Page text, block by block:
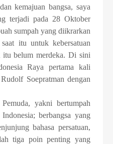
kemajuan bangsa, saya
terjadi pada 28 Oktober
sumpah yang diikrarkan
itu untuk kebersatuan
itu belum merdeka. Di sini
Raya pertama kali
Soepratman dengan
yakni bertumpah
berbangsa yang
bahasa persatuan,
tiga poin penting yang